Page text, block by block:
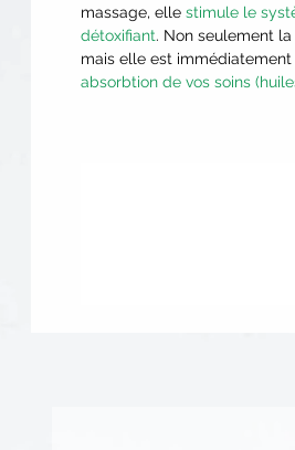
massage, elle stimule le
détoxifiant. Non seulement
mais elle est immédiatement
absorbtion de vos soins